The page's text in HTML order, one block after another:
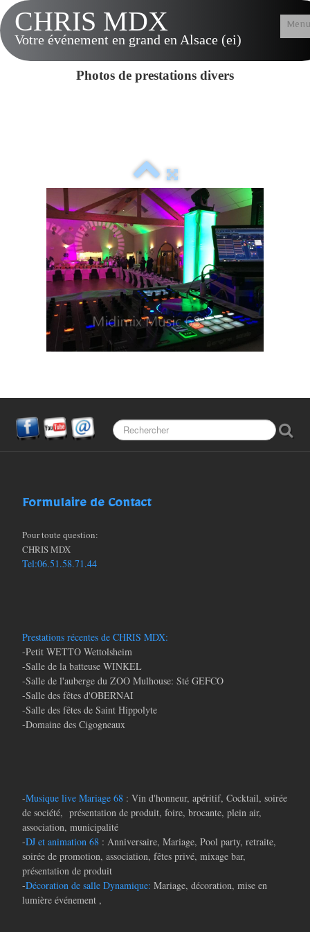
CHRIS MDX
Votre événement en grand en Alsace (ei)
Menu
Contact
Vidéos
Album
Partenaires
Photos de prestations divers
Formulaire de Contact
Pour toute question:
CHRIS MDX
Tel:06.51.58.71.44
Prestations récentes de CHRIS MDX:
-Petit WETTO Wettolsheim
-Salle de la batteuse WINKEL
-Salle de l'auberge du ZOO Mulhouse: Sté GEFCO
-Salle des fêtes d'OBERNAI
-Salle des fêtes de Saint Hippolyte
-Domaine des Cigogneaux
-Musique live Mariage 68 : Vin d'honneur, apéritif, Cocktail, soirée
de société, présentation de produit, foire, brocante, plein air,
association, municipalité
-DJ et animation 68 : Anniversaire, Mariage, Pool party, retraite,
soirée de promotion, association, fêtes privé, mixage bar,
présentation de produit
-Décoration de salle Dynamique: Mariage, décoration, mise en
lumière événement ,